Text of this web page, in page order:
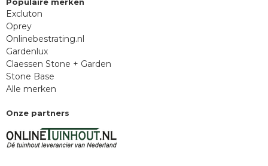
Populaire merken
Excluton
Oprey
Onlinebestrating.nl
Gardenlux
Claessen Stone + Garden
Stone Base
Alle merken
Onze partners